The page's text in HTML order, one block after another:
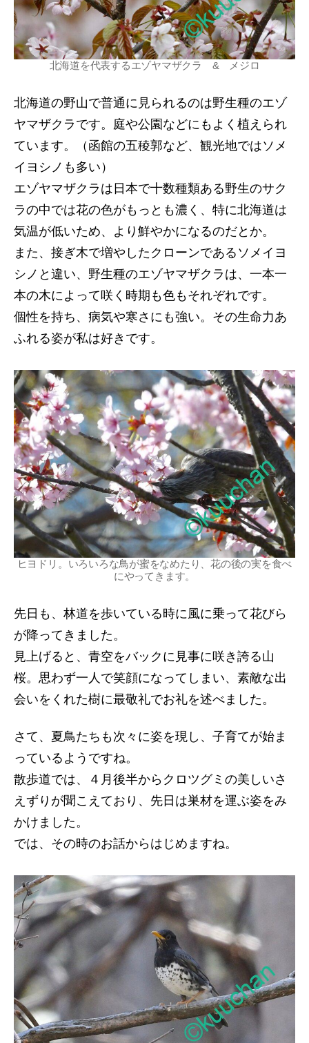
北海道を代表するエゾヤマザクラ & メジロ
北海道の野山で普通に見られるのは野生種のエゾ
ヤマザクラです。庭や公園などにもよく植えられ
ています。（函館の五稜郭など、観光地ではソメ
イヨシノも多い）
エゾヤマザクラは日本で十数種類ある野生のサク
ラの中では花の色がもっとも濃く、特に北海道は
気温が低いため、より鮮やかになるのだとか。
また、接ぎ木で増やしたクローンであるソメイヨ
シノと違い、野生種のエゾヤマザクラは、一本一
本の木によって咲く時期も色もそれぞれです。
個性を持ち、病気や寒さにも強い。その生命力あ
ふれる姿が私は好きです。
ヒヨドリ。いろいろな鳥が蜜をなめたり、花の後の実を食べ
にやってきます。
先日も、林道を歩いている時に風に乗って花びら
が降ってきました。
見上げると、青空をバックに見事に咲き誇る山
桜。思わず一人で笑顔になってしまい、素敵な出
会いをくれた樹に最敬礼でお礼を述べました。
さて、夏鳥たちも次々に姿を現し、子育てが始ま
っているようですね。
散歩道では、４月後半からクロツグミの美しいさ
えずりが聞こえており、先日は巣材を運ぶ姿をみ
かけました。
では、その時のお話からはじめますね。